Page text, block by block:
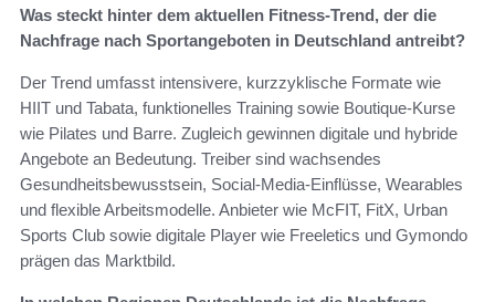
Was steckt hinter dem aktuellen Fitness-Trend, der die
Nachfrage nach Sportangeboten in Deutschland antreibt?
Der Trend umfasst intensivere, kurzzyklische Formate wie
HIIT und Tabata, funktionelles Training sowie Boutique-Kurse
wie Pilates und Barre. Zugleich gewinnen digitale und hybride
Angebote an Bedeutung. Treiber sind wachsendes
Gesundheitsbewusstsein, Social‑Media‑Einflüsse, Wearables
und flexible Arbeitsmodelle. Anbieter wie McFIT, FitX, Urban
Sports Club sowie digitale Player wie Freeletics und Gymondo
prägen das Marktbild.